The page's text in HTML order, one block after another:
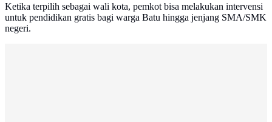
Ketika terpilih sebagai wali kota, pemkot bisa melakukan intervensi
untuk pendidikan gratis bagi warga Batu hingga jenjang SMA/SMK
negeri.